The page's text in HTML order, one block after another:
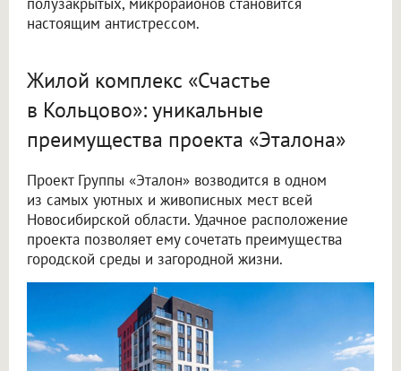
настоящим антистрессом.
Жилой комплекс «Счастье
в Кольцово»: уникальные
преимущества проекта «Эталона»
Проект Группы «Эталон» возводится в одном
из самых уютных и живописных мест всей
Новосибирской области. Удачное расположение
проекта позволяет ему сочетать преимущества
городской среды и загородной жизни.